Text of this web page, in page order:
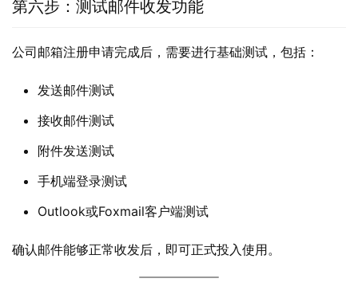
第六步：测试邮件收发功能
公司邮箱注册申请完成后，需要进行基础测试，包括：
发送邮件测试
接收邮件测试
附件发送测试
手机端登录测试
Outlook或Foxmail客户端测试
确认邮件能够正常收发后，即可正式投入使用。